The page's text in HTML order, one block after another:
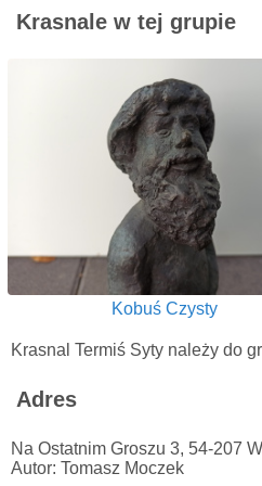
Krasnale w tej grupie
Kobuś Czysty
Krasnal Termiś Syty należy do
Adres
Na Ostatnim Groszu 3, 54-207
Autor: Tomasz Moczek